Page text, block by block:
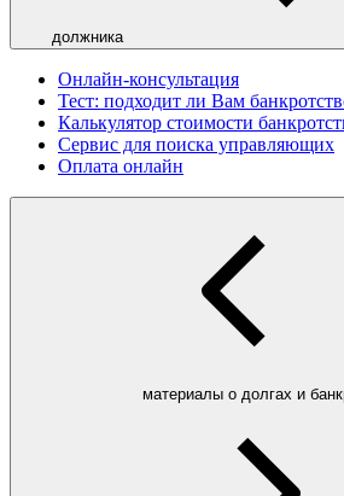
должника
Онлайн-консультация
Тест: подходит ли Вам
Калькулятор стоимости
Сервис для поиска управляющих
Оплата онлайн
материалы о долгах и